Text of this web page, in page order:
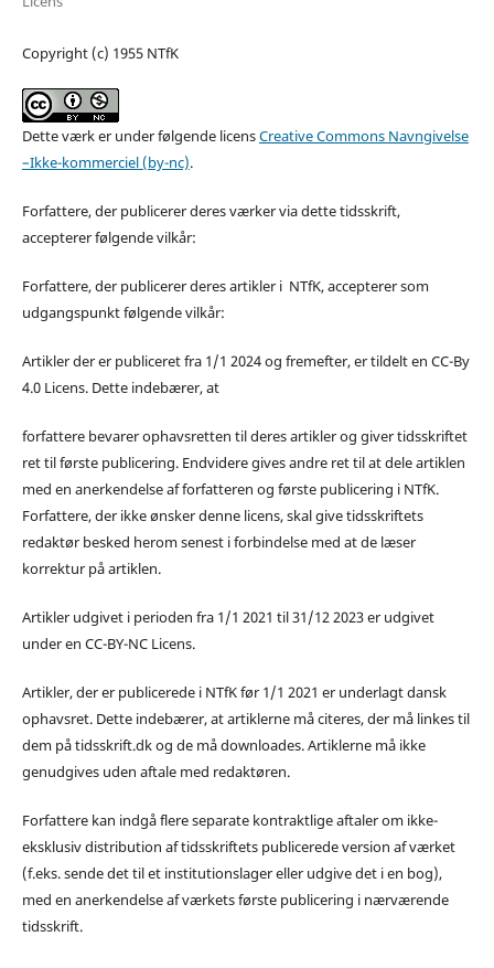
Copyright (c) 1955 NTfK
Dette værk er under følgende licensCreative Commons Navngivelse
–Ikke-kommerciel (by-nc).
Forfattere, der publicerer deres værker via dette tidsskrift,
accepterer følgende vilkår:
Forfattere, der publicerer deres artikler i NTfK, accepterer som
udgangspunkt følgende vilkår:
Artikler der er publiceret fra 1/1 2024 og fremefter, er tildelt en CC-By
4.0 Licens. Dette indebærer, at
forfattere bevarer ophavsretten til deres artikler og giver tidsskriftet
ret til første publicering. Endvidere gives andre ret til at dele artiklen
med en anerkendelse af forfatteren og første publicering i NTfK.
Forfattere, der ikke ønsker denne licens, skal give tidsskriftets
redaktør besked herom senest i forbindelse med at de læser
korrektur på artiklen.
Artikler udgivet i perioden fra 1/1 2021 til 31/12 2023 er udgivet
under en CC-BY-NC Licens.
Artikler, der er publicerede i NTfK før 1/1 2021 er underlagt dansk
ophavsret. Dette indebærer, at artiklerne må citeres, der må linkes til
dem på tidsskrift.dk og de må downloades. Artiklerne må ikke
genudgives uden aftale med redaktøren.
Forfattere kan indgå flere separate kontraktlige aftaler om ikke-
eksklusiv distribution af tidsskriftets publicerede version af værket
(f.eks. sende det til et institutionslager eller udgive det i en bog),
med en anerkendelse af værkets første publicering i nærværende
tidsskrift.